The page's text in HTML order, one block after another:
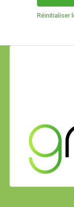
Réinitialiser